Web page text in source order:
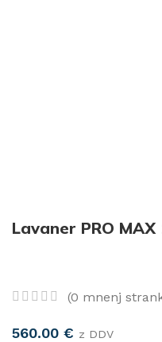
Lavaner PRO
(0 mnenj
560.00 € z DDV